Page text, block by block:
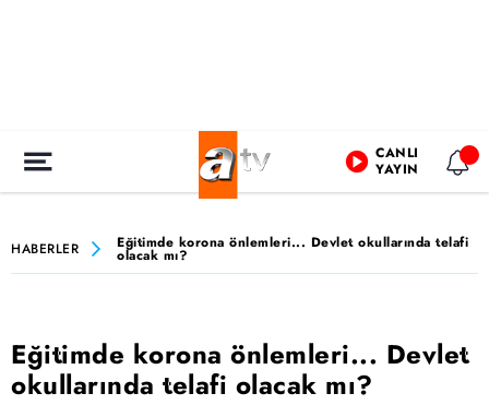
CANLI
YAYIN
HABERLER Eğitimde korona önlemleri... Devlet okullarında telafi
olacak mı?
Eğitimde korona önlemleri... Devlet
okullarında telafi olacak mı?